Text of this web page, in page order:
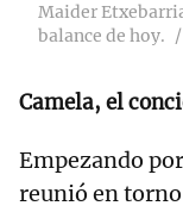
Maider
balance de hoy.
Camela, el
Empezando
reunió en